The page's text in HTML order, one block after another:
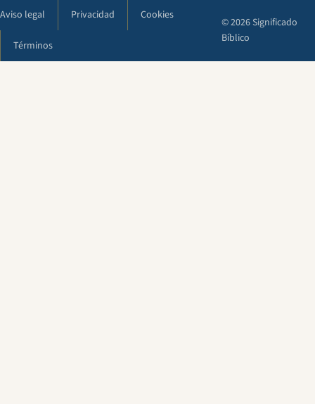
Aviso legal Privacidad Cookies
Términos
© 2026 Significado
Bíblico